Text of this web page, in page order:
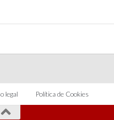
legal Política de Cookies